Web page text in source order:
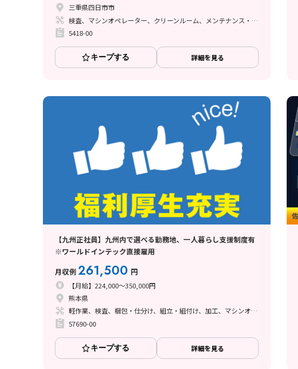
三重県四日市市
検査、マシンオペレーター、クリーンルーム、メンテナンス・保全
5418-00
キープする 詳細を見る
【九州正社員】九州内で選べる勤務地、一人暮らし支援制度有
※ワールドインテック直接雇用
月収例261,500 円
【月給】224,000～350,000円
熊本県
軽作業、検査、梱包・仕分け、組立・組付け、加工、マシンオペレーター、クリーンルーム、清掃・洗浄、品質管理、メンテナンス・保全、フォークリフト、座り作業、玉掛け・クレーン、ライン作業、ハンダ付け、鋳造・鍛造、立ち作業、溶接、塗装、バリ取り
57690-00
キープする 詳細を見る